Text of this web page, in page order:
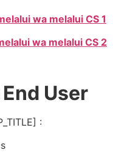
wa melalui CS 1
wa melalui CS 2
User
: